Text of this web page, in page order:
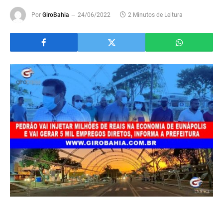
Por GiroBahia 24/06/2022 2 Minutos de Leitura